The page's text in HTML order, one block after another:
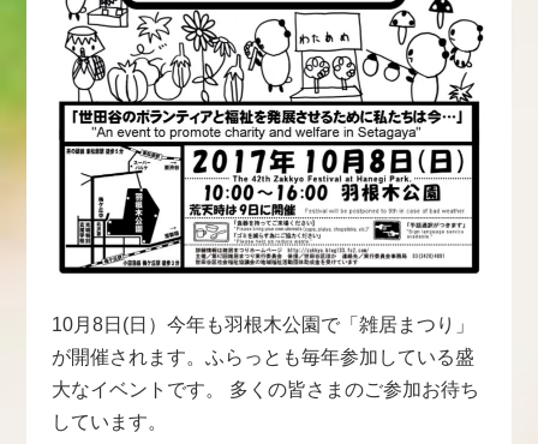
10月8日(日）今年も羽根木公園で「雑居まつり」
が開催されます。ふらっとも毎年参加している盛
大なイベントです。 多くの皆さまのご参加お待ち
しています。